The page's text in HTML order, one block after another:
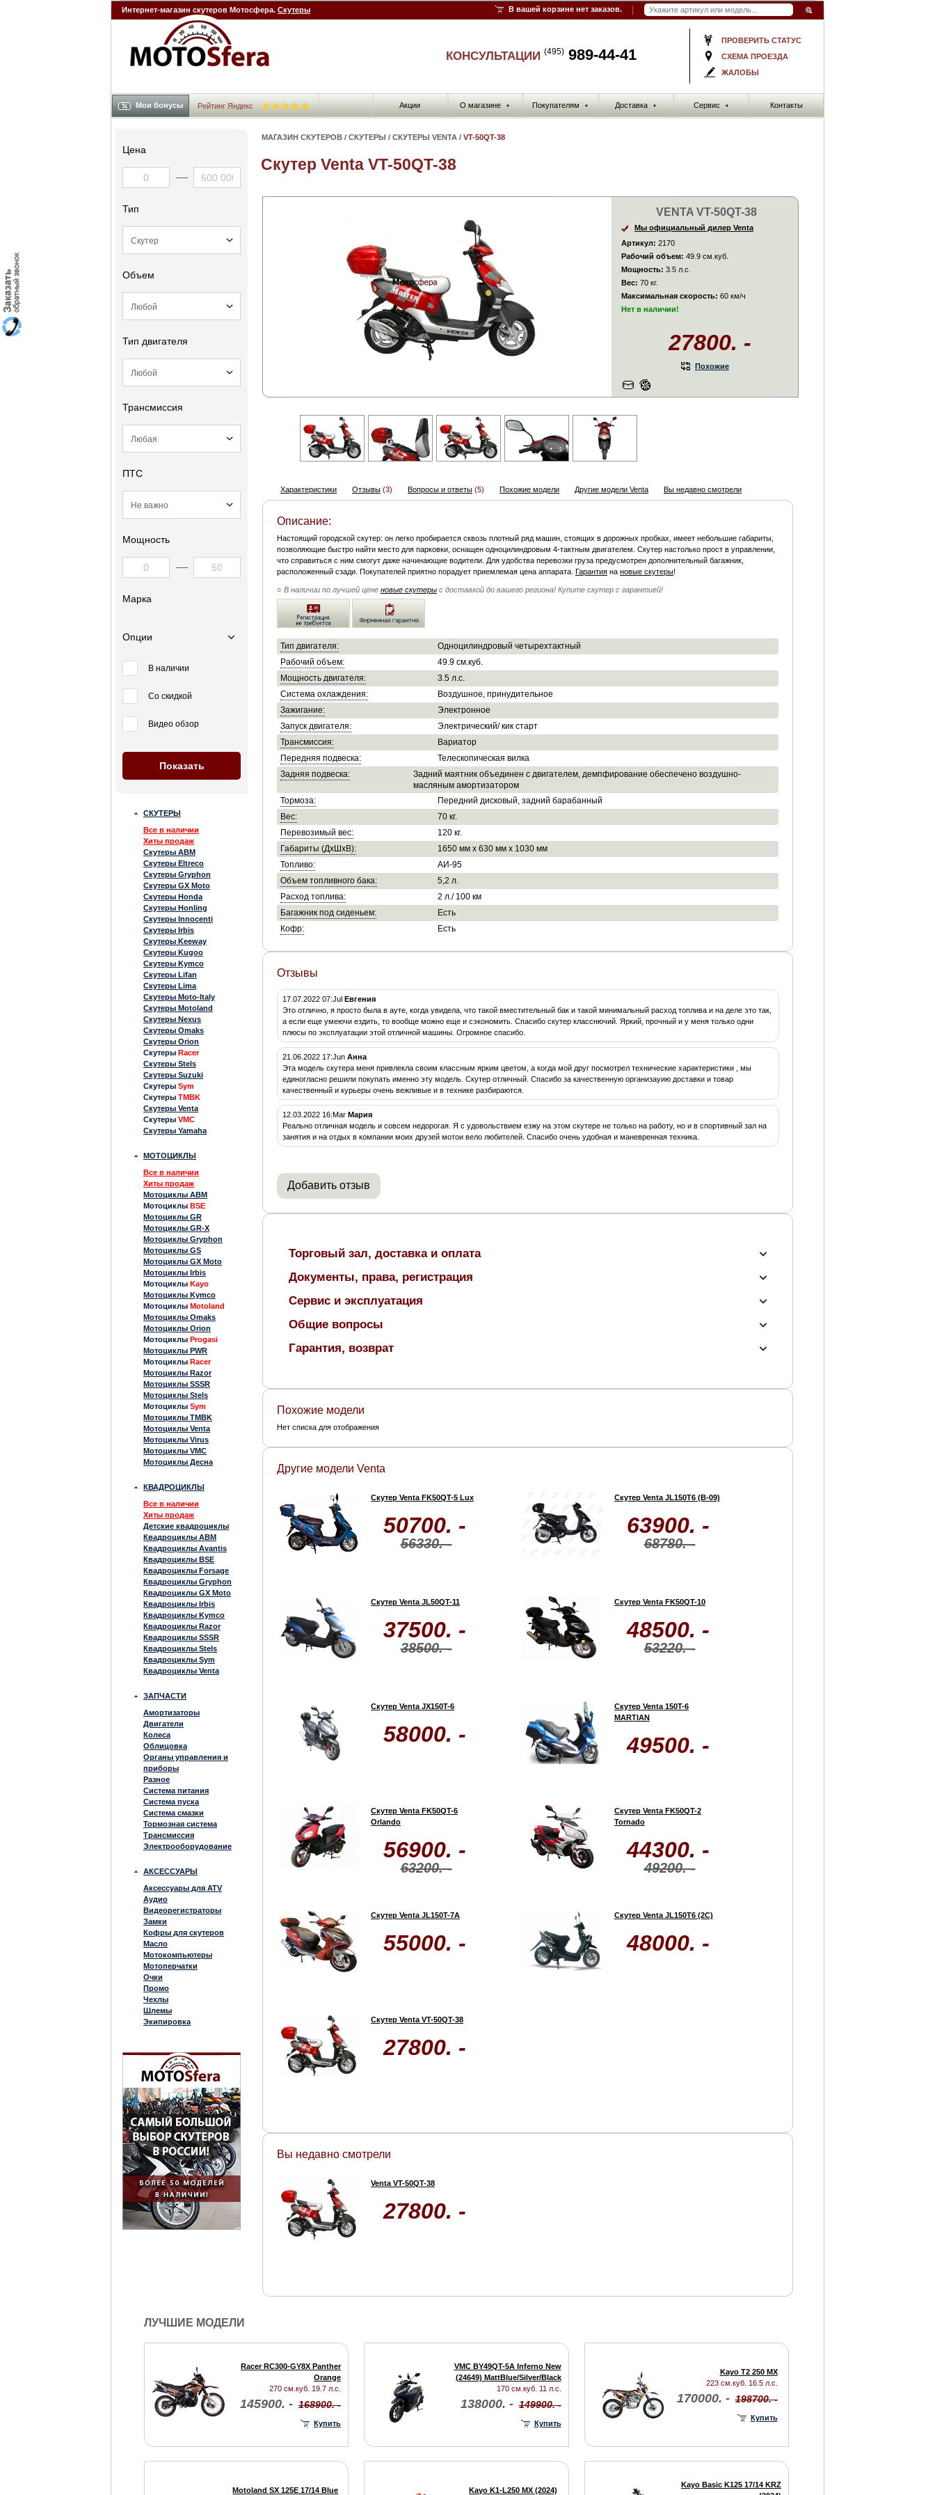
Интернет-магазин скутеров Мотосфера. Скутеры В вашей корзине нет заказов.
ПРОВЕРИТЬ СТАТУС
СХЕМА ПРОЕЗДА
ЖАЛОБЫ
КОНСУЛЬТАЦИИ (495) 989-44-41
Акции О магазине ▼ Покупателям ▼ Доставка ▼ Сервис ▼ Контакты
Мои бонусы Рейтинг Яндекс
Цена
Тип
Объем
Тип двигателя
Трансмиссия
ПТС
Мощность
Марка
Опции
В наличии
Со скидкой
Видео обзор
СКУТЕРЫ
Все в наличии
Хиты продаж
Скутеры ABM
Скутеры Eltreco
Скутеры Gryphon
Скутеры GX Moto
Скутеры Honda
Скутеры Honling
Скутеры Innocenti
Скутеры Irbis
Скутеры Keeway
Скутеры Kugoo
Скутеры Kymco
Скутеры Lifan
Скутеры Lima
Скутеры Moto-Italy
Скутеры Motoland
Скутеры Nexus
Скутеры Omaks
Скутеры Orion
Скутеры Racer
Скутеры Stels
Скутеры Suzuki
Скутеры Sym
Скутеры TMBK
Скутеры Venta
Скутеры VMC
Скутеры Yamaha
МОТОЦИКЛЫ
Все в наличии
Хиты продаж
Мотоциклы ABM
Мотоциклы BSE
Мотоциклы GR
Мотоциклы GR-X
Мотоциклы Gryphon
Мотоциклы GS
Мотоциклы GX Moto
Мотоциклы Irbis
Мотоциклы Kayo
Мотоциклы Kymco
Мотоциклы Motoland
Мотоциклы Omaks
Мотоциклы Orion
Мотоциклы Progasi
Мотоциклы PWR
Мотоциклы Racer
Мотоциклы Razor
Мотоциклы SSSR
Мотоциклы Stels
Мотоциклы Sym
Мотоциклы TMBK
Мотоциклы Venta
Мотоциклы Virus
Мотоциклы VMC
Мотоциклы Десна
КВАДРОЦИКЛЫ
Все в наличии
Хиты продаж
Детские квадроциклы
Квадроциклы ABM
Квадроциклы Avantis
Квадроциклы BSE
Квадроциклы Forsage
Квадроциклы Gryphon
Квадроциклы GX Moto
Квадроциклы Irbis
Квадроциклы Kymco
Квадроциклы Razor
Квадроциклы SSSR
Квадроциклы Stels
Квадроциклы Sym
Квадроциклы Venta
ЗАПЧАСТИ
Амортизаторы
Двигатели
Колеса
Облицовка
Органы управления и
приборы
Разное
Система питания
Система пуска
Система смазки
Тормозная система
Трансмиссия
Электрооборудование
АКСЕССУАРЫ
Аксессуары для ATV
Аудио
Видеорегистраторы
Замки
Кофры для скутеров
Масло
Мотокомпьютеры
Мотоперчатки
Очки
Промо
Чехлы
Шлемы
Экипировка
МАГАЗИН СКУТЕРОВ / СКУТЕРЫ / СКУТЕРЫ VENTA / VT-50QT-38
Скутер Venta VT-50QT-38
VENTA VT-50QT-38
Мы официальный дилер Venta
Артикул: 2170
Рабочий объем: 49.9 см.куб.
Мощность: 3.5 л.с.
Вес: 70 кг.
Максимальная скорость: 60 км/ч
Нет в наличии!
27800. -
Похожие
Характеристики Отзывы (3) Вопросы и ответы (5) Похожие модели Другие модели Venta Вы недавно смотрели
Описание:
Настоящий городской скутер: он легко пробирается сквозь плотный ряд машин, стоящих в дорожных пробках, имеет небольшие габариты,
позволяющие быстро найти место для парковки, оснащен одноцилиндровым 4-тактным двигателем. Скутер настолько прост в управлении,
что справиться с ним смогут даже начинающие водители. Для удобства перевозки груза предусмотрен дополнительный багажник,
расположенный сзади. Покупателей приятно порадует приемлемая цена аппарата. Гарантия на новые скутеры!
○ В наличии по лучшей цене новые скутеры с доставкой до вашего региона! Купите скутер с гарантией!
Тип двигателя:
Одноцилиндровый четырехтактный
Рабочий объем:
49.9 см.куб.
Мощность двигателя:
3.5 л.с.
Система охлаждения:
Воздушное, принудительное
Зажигание:
Электронное
Запуск двигателя:
Электрический/ кик старт
Трансмиссия:
Вариатор
Передняя подвеска:
Телескопическая вилка
Задняя подвеска:
Задний маятник объединен с двигателем, демпфирование обеспечено воздушно-
масляным амортизатором
Тормоза:
Передний дисковый, задний барабанный
Вес:
70 кг.
Перевозимый вес:
120 кг.
Габариты (ДхШхВ):
1650 мм х 630 мм х 1030 мм
Топливо:
АИ-95
Объем топливного бака:
5,2 л.
Расход топлива:
2 л./ 100 км
Багажник под сиденьем:
Есть
Кофр:
Есть
Отзывы
17.07.2022 07:Jul Евгения
Это отлично, я просто была в ауте, когда увидела, что такой вместительный бак и такой минимальный расход топлива и на деле это так,
а если еще умеючи ездить, то вообще можно еще и сэкономить. Спасибо скутер класснючий. Яркий, прочный и у меня только одни
плюсы по эксплуатации этой отличной машины. Огромное спасибо.
21.06.2022 17:Jun Анна
Эта модель скутера меня привлекла своим классным ярким цветом, а когда мой друг посмотрел технические характеристики , мы
единогласно решили покупать именно эту модель. Скутер отличный. Спасибо за качественную организауию доставки и товар
качественный и курьеры очень вежливые и в технике разбираются.
12.03.2022 16:Mar Мария
Реально отличная модель и совсем недорогая. Я с удовольствием езжу на этом скутере не только на работу, но и в спортивный зал на
занятия и на отдых в компании моих друзей мотои вело любителей. Спасибо очень удобная и маневренная техника.
Добавить отзыв
Торговый зал, доставка и оплата
Документы, права, регистрация
Сервис и эксплуатация
Общие вопросы
Гарантия, возврат
Похожие модели
Нет списка для отображения
Другие модели Venta
Скутер Venta FK50QT-5 Lux
50700. -
56330. -
Скутер Venta JL150T6 (В-09)
63900. -
68780. -
Скутер Venta JL50QT-11
37500. -
38500. -
Скутер Venta FK50QT-10
48500. -
53220. -
Скутер Venta JX150T-6
58000. -
Скутер Venta 150T-6
MARTIAN
49500. -
Скутер Venta FK50QT-6
Orlando
56900. -
63200. -
Скутер Venta FK50QT-2
Tornado
44300. -
49200. -
Скутер Venta JL150T-7A
55000. -
Скутер Venta JL150T6 (2C)
48000. -
Скутер Venta VT-50QT-38
27800. -
Вы недавно смотрели
Venta VT-50QT-38
27800. -
ЛУЧШИЕ МОДЕЛИ
Racer RC300-GY8X Panther
Orange
270 см.куб. 19.7 л.с.
145900. - 168900. -
Купить
VMC BY49QT-5A Inferno New
(24649) MattBlue/Silver/Black
170 см.куб. 11 л.с.
138000. - 149900. -
Купить
Kayo T2 250 MX
223 см.куб. 16.5 л.с.
170000. - 198700. -
Купить
Motoland SX 125E 17/14 Blue Kayo K1-L250 MX (2024)
Kayo Basic K125 17/14 KRZ